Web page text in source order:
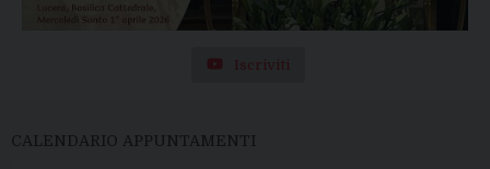
Iscriviti
CALENDARIO APPUNTAMENTI